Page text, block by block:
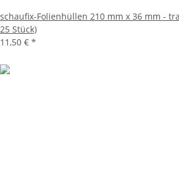
schaufix-Folienhüllen 210 mm x 36 mm -
25 Stück)
11,50 € *